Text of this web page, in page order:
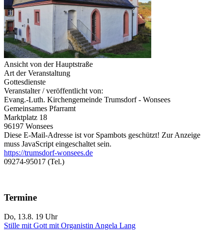
Ansicht von der Hauptstraße
Art der Veranstaltung
Gottesdienste
Veranstalter / veröffentlicht von:
Evang.-Luth. Kirchengemeinde Trumsdorf - Wonsees
Gemeinsames Pfarramt
Marktplatz 18
96197 Wonsees
Diese E-Mail-Adresse ist vor Spambots geschützt! Zur Anzeige
muss JavaScript eingeschaltet sein.
https://trumsdorf-wonsees.de
09274-95017 (Tel.)
Termine
Do, 13.8. 19 Uhr
Stille mit Gott mit Organistin Angela Lang